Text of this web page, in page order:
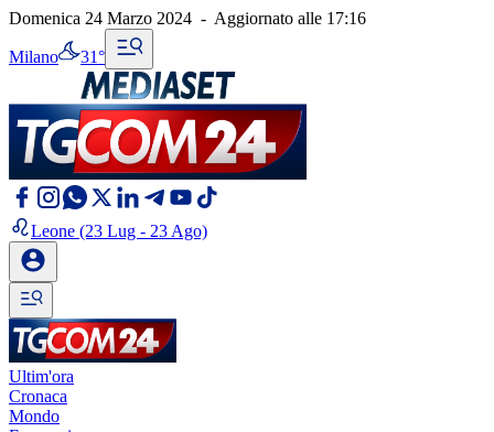
Domenica 24 Marzo 2024 - Aggiornato alle 17:16
Milano 31°
Leone (23 Lug - 23 Ago)
Ultim'ora
Cronaca
Mondo